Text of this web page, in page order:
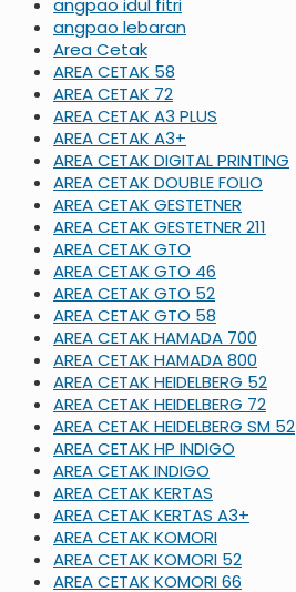
angpao idul fitri
angpao lebaran
Area Cetak
AREA CETAK 58
AREA CETAK 72
AREA CETAK A3 PLUS
AREA CETAK A3+
AREA CETAK DIGITAL PRINTING
AREA CETAK DOUBLE FOLIO
AREA CETAK GESTETNER
AREA CETAK GESTETNER 211
AREA CETAK GTO
AREA CETAK GTO 46
AREA CETAK GTO 52
AREA CETAK GTO 58
AREA CETAK HAMADA 700
AREA CETAK HAMADA 800
AREA CETAK HEIDELBERG 52
AREA CETAK HEIDELBERG 72
AREA CETAK HEIDELBERG SM 52
AREA CETAK HP INDIGO
AREA CETAK INDIGO
AREA CETAK KERTAS
AREA CETAK KERTAS A3+
AREA CETAK KOMORI
AREA CETAK KOMORI 52
AREA CETAK KOMORI 66